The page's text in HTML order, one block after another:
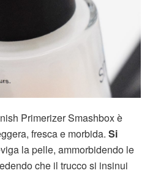
Primerizer Smashbox è
fresca e morbida. Si
la pelle, ammorbidendo le
che il trucco si insinui